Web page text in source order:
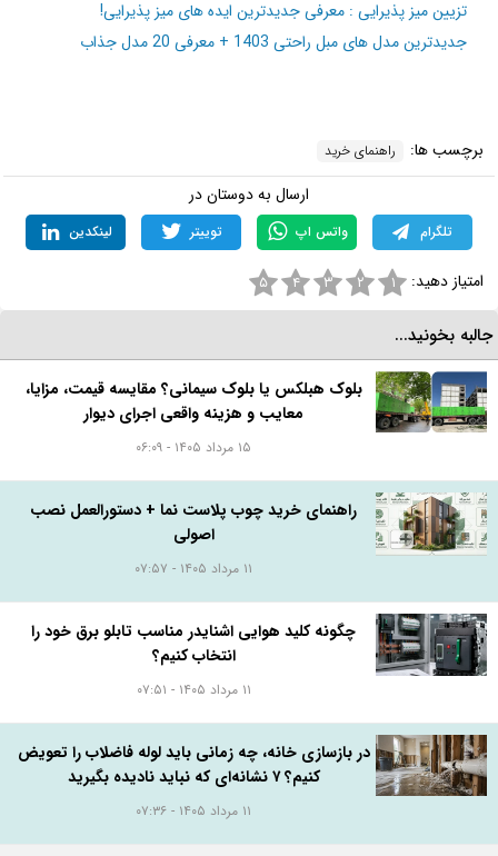
تزیین میز پذیرایی : معرفی جدیدترین ایده های میز پذیرایی!
جدیدترین مدل های مبل راحتی 1403 + معرفی 20 مدل جذاب
برچسب ها: راهنمای خرید
ارسال به دوستان در
تلگرام واتس اپ توییتر لینکدین
امتیاز دهید: ۱ ۲ ۳ ۴ ۵
بخونید...
بلوک هبلکس یا بلوک سیمانی؟ مقایسه قیمت، مزایا،
معایب و هزینه واقعی اجرای دیوار
۱۵ مرداد ۱۴۰۵ - ۰۶:۰۹
راهنمای خرید چوب پلاست نما + دستورالعمل نصب
اصولی
چگونه کلید هوایی اشنایدر مناسب تابلو برق خود را
انتخاب کنیم؟
در بازسازی خانه، چه زمانی باید لوله فاضلاب را تعویض
کنیم؟ ۷ نشانه‌ای که نباید نادیده بگیرید